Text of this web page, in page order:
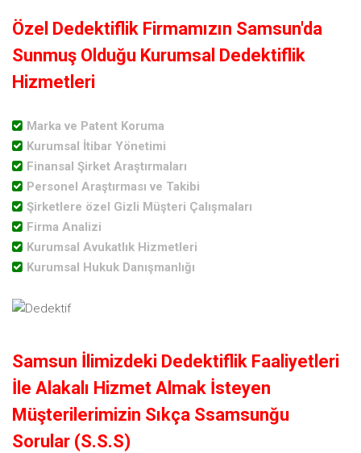
Özel Dedektiflik Firmamızın Samsun'da
Sunmuş Olduğu Kurumsal Dedektiflik
Hizmetleri
Marka ve Patent Koruma
Kurumsal İtibar Yönetimi
Finansal Şirket Araştırmaları
Personel Araştırması ve Takibi
Şirketlere özel Gizli Müşteri Çalışmaları
Firma Analizi
Kurumsal Avukatlık Hizmetleri
Kurumsal Hukuk Danışmanlığı
Samsun İlimizdeki Dedektiflik Faaliyetleri
İle Alakalı Hizmet Almak İsteyen
Müşterilerimizin Sıkça Ssamsunğu
Sorular (S.S.S)